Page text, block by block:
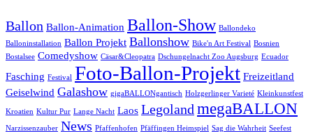
Ballon Ballon-Animation Ballon-Show Ballondeko
Balloninstallation Ballon Projekt Ballonshow Bike'n Art Festival Bosnien
Bostalsee Comedyshow Cäsar&Cleopatra Dschungelnacht Zoo Augsburg Ecuador
Fasching Festival Foto-Ballon-Projekt Freizeitland
Geiselwind Galashow gigaBALLONgantisch Holzgerlinger Varieté Kleinkunstfest
Kroatien Kultur Pur Lange Nacht Laos Legoland megaBALLON
Narzissenzauber News Pfaffenhofen Pfäffingen Heimspiel Sag die Wahrheit Seefest